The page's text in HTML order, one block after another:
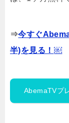
⇒今すぐ
半)を見る！ ￼
AbemaTVプ